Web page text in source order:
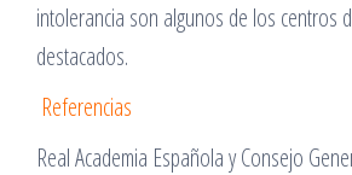
intolerancia son algunos de los centros
destacados.
Referencias
Real Academia Española y Consejo